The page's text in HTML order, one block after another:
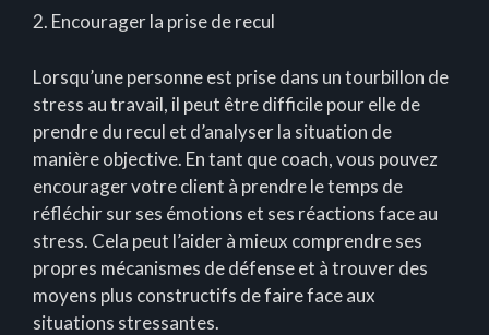
2. Encourager la prise de recul
Lorsqu’une personne est prise dans un tourbillon de
stress au travail, il peut être difficile pour elle de
prendre du recul et d’analyser la situation de
manière objective. En tant que coach, vous pouvez
encourager votre client à prendre le temps de
réfléchir sur ses émotions et ses réactions face au
stress. Cela peut l’aider à mieux comprendre ses
propres mécanismes de défense et à trouver des
moyens plus constructifs de faire face aux
situations stressantes.